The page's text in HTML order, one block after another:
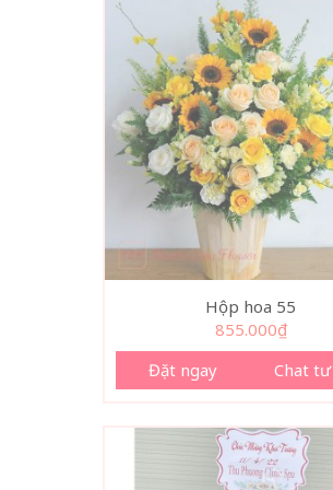
Hộp hoa 55
855.000₫
Đặt ngay
Chat